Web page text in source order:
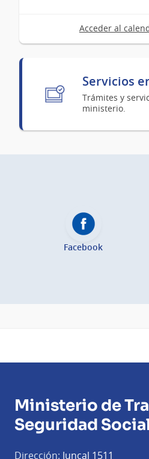
Acceder al
Servicios
Trámites y
ministerio.
Facebook
Ministerio de
Seguridad
Dirección: Juncal 1511